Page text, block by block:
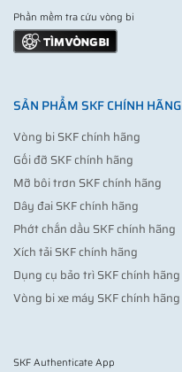
Phần mềm tra cứu vòng bi
SẢN PHẨM SKF CHÍNH HÃNG
Vòng bi SKF chính hãng
Gối đỡ SKF chính hãng
Mỡ bôi trơn SKF chính hãng
Dây đai SKF chính hãng
Phớt chắn dầu SKF chính hãng
Xích tải SKF chính hãng
Dụng cụ bảo trì SKF chính hãng
Vòng bi xe máy SKF chính hãng
SKF Authenticate App